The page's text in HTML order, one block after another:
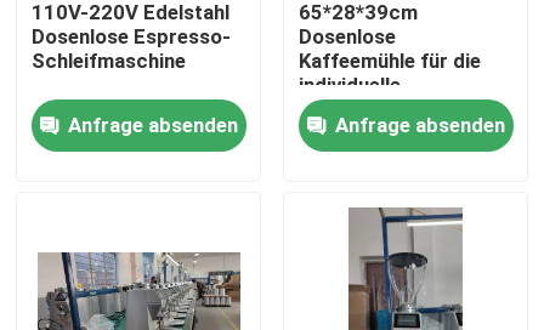
VR Show
110V-220V Edelstahl
Dosenlose Espresso-
Schleifmaschine
Anfrage absenden
65*28*39cm
Dosenlose
Kaffeemühle für die
individuelle
Kaffeepulvermahlung
Anfrage absenden